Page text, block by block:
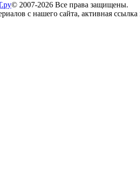
© 2007-2026 Все права защищены.
с нашего сайта, активная